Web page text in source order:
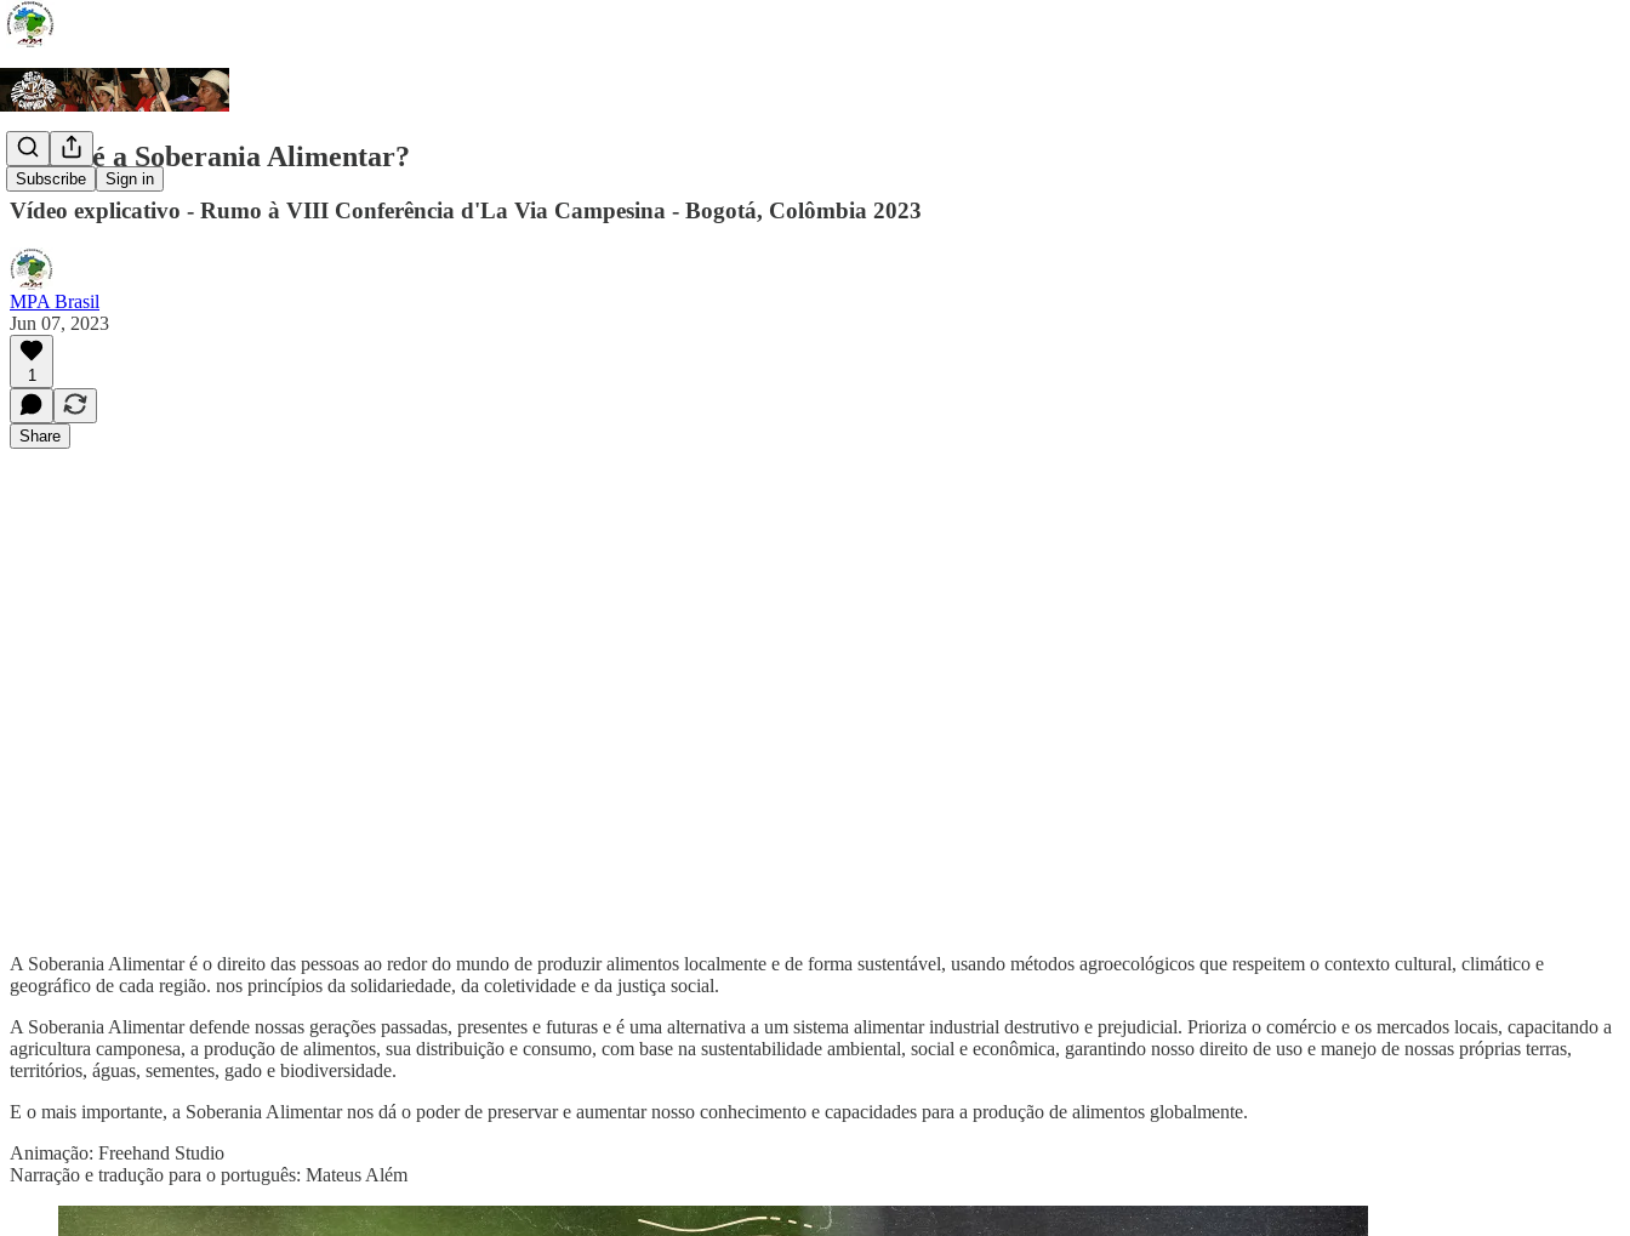
Subscribe Sign in
O que é a Soberania Alimentar?
Vídeo explicativo - Rumo à VIII Conferência d'La Via Campesina - Bogotá, Colômbia 2023
MPA Brasil
Jun 07, 2023
1
Share
A Soberania Alimentar é o direito das pessoas ao redor do mundo de produzir alimentos localmente e de forma sustentável, usando métodos agroecológicos que respeitem o contexto cultural, climático e
geográfico de cada região. nos princípios da solidariedade, da coletividade e da justiça social.
A Soberania Alimentar defende nossas gerações passadas, presentes e futuras e é uma alternativa a um sistema alimentar industrial destrutivo e prejudicial. Prioriza o comércio e os mercados locais, capacitando a
agricultura camponesa, a produção de alimentos, sua distribuição e consumo, com base na sustentabilidade ambiental, social e econômica, garantindo nosso direito de uso e manejo de nossas próprias terras,
territórios, águas, sementes, gado e biodiversidade.
E o mais importante, a Soberania Alimentar nos dá o poder de preservar e aumentar nosso conhecimento e capacidades para a produção de alimentos globalmente.
Animação: Freehand Studio
Narração e tradução para o português: Mateus Além